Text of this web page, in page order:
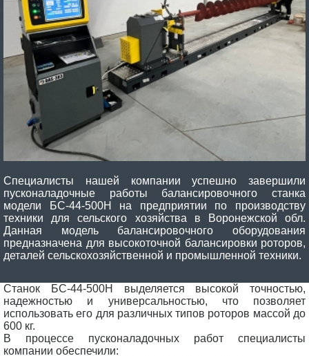
Специалисты нашей компании успешно завершили
пусконаладочные работы балансировочного станка
модели БС-44-500Н на предприятии по производству
техники для сельского хозяйства в Воронежской обл.
Данная модель балансировочного оборудования
предназначена для высокоточной балансировки роторов,
деталей сельскохозяйственной и промышленной техники.
Станок БС-44-500Н выделяется высокой точностью,
надежностью и универсальностью, что позволяет
использовать его для различных типов роторов массой до
600 кг.
В процессе пусконаладочных работ специалисты
компании обеспечили: